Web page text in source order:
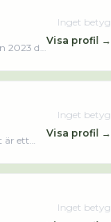
2023 då
Inget betyg
Visa profil →
är ett
Inget betyg
Visa profil →
Inget betyg